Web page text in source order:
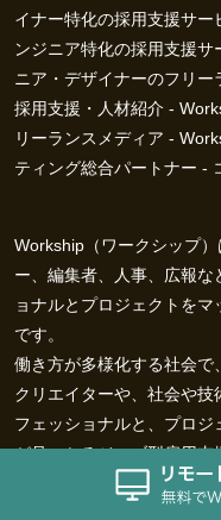
イナー特化の採用支援サ
ンジニア特化の採用支援
ニア・デザイナーのフリ
採用支援・人材紹介 -
リーランスメディア -
ティング総合パートナー -
Workship（ワークシップ
ー、編集者、人事、広報
ョナルとプロジェクトを
です。
働き方が多様化する社会で
クリエイターや、社会や
フェッショナルと、プロジ
が見つかるジョブ型雇用支